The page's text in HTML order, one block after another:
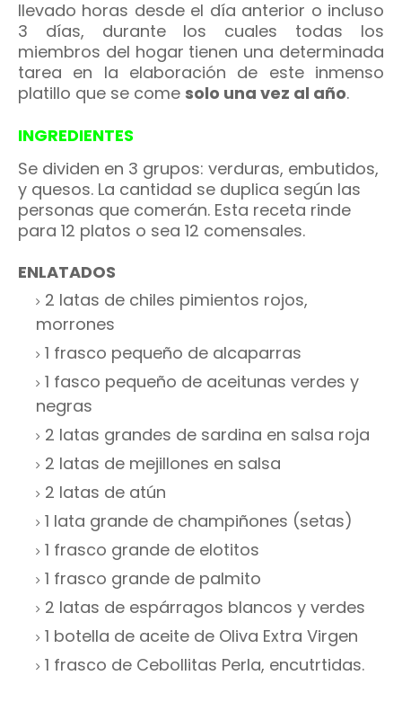
llevado horas desde el día anterior o incluso
3 días, durante los cuales todas los
miembros del hogar tienen una determinada
tarea en la elaboración de este inmenso
platillo que se come solo una vez al año.
INGREDIENTES
Se dividen en 3 grupos: verduras, embutidos,
y quesos. La cantidad se duplica según las
personas que comerán. Esta receta rinde
para 12 platos o sea 12 comensales.
ENLATADOS
2 latas de chiles pimientos rojos,
morrones
1 frasco pequeño de alcaparras
1 fasco pequeño de aceitunas verdes y
negras
2 latas grandes de sardina en salsa roja
2 latas de mejillones en salsa
2 latas de atún
1 lata grande de champiñones (setas)
1 frasco grande de elotitos
1 frasco grande de palmito
2 latas de espárragos blancos y verdes
1 botella de aceite de Oliva Extra Virgen
1 frasco de Cebollitas Perla, encutrtidas.